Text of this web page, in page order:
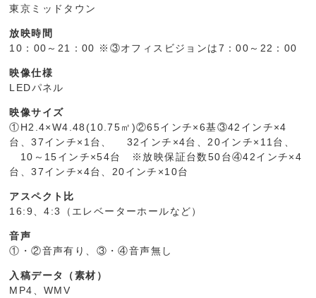
東京ミッドタウン
放映時間
10：00～21：00 ※③オフィスビジョンは7：00～22：00
映像仕様
LEDパネル
映像サイズ
①H2.4×W4.48(10.75㎡)②65インチ×6基③42インチ×4
台、37インチ×1台、 32インチ×4台、20インチ×11台、
10～15インチ×54台 ※放映保証台数50台④42インチ×4
台、37インチ×4台、20インチ×10台
アスペクト比
16:9、4:3（エレベーターホールなど）
音声
①・②音声有り、③・④音声無し
入稿データ（素材）
MP4、WMV